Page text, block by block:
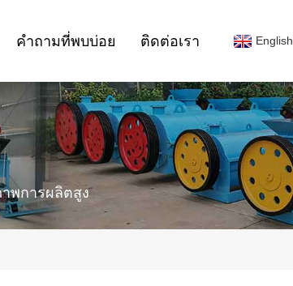
คำถามที่พบบ่อย ติดต่อเรา English
พการผลิตสูง